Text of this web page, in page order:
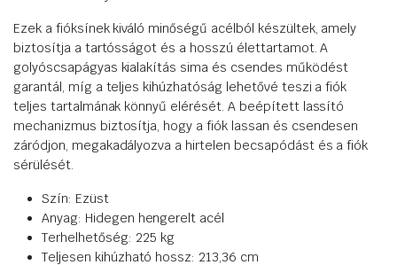
Ezek a fióksínek kiváló minőségű acélból készültek, amely
biztosítja a tartósságot és a hosszú élettartamot. A
golyóscsapágyas kialakítás sima és csendes működést
garantál, míg a teljes kihúzhatóság lehetővé teszi a fiók
teljes tartalmának könnyű elérését. A beépített lassító
mechanizmus biztosítja, hogy a fiók lassan és csendesen
záródjon, megakadályozva a hirtelen becsapódást és a fiók
sérülését.
Szín: Ezüst
Anyag: Hidegen hengerelt acél
Terhelhetőség: 225 kg
Teljesen kihúzható hossz: 213,36 cm